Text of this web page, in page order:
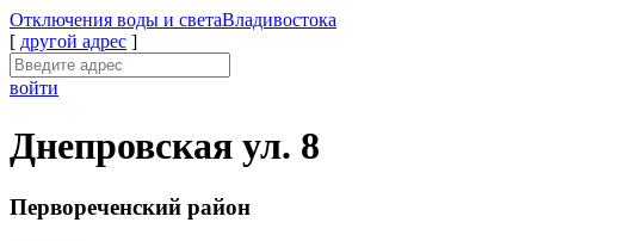
Отключения воды и светаВладивостока
[ другой адрес ]
войти
Днепровская ул. 8
Первореченский район